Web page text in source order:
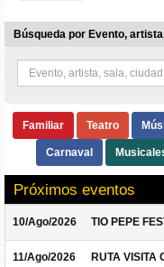
Búsqueda por Evento,
Familiar Teatro
Carnaval
Próximos eventos
10/Ago/2026 TIO PEPE
11/Ago/2026 RUTA VISITA